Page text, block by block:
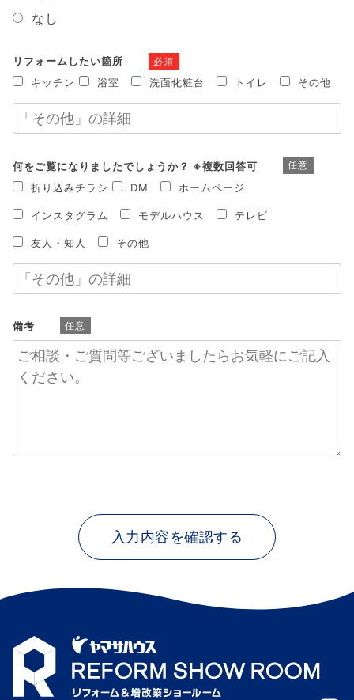
なし
リフォームしたい箇所 必須
キッチン 浴室 洗面化粧台 トイレ その他
何をご覧になりましたでしょうか？ ※複数回答可 任意
折り込みチラシ DM ホームページ
インスタグラム モデルハウス テレビ
友人・知人 その他
備考 任意